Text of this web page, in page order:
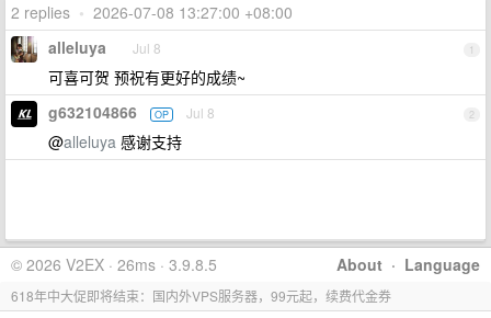
2 replies • 2026-07-08 13:27:00 +08:00
1
alleluya Jul 8
可喜可贺 预祝有更好的成绩~
2
g632104866 OP Jul 8
@alleluya 感谢支持
About · Language
© 2026 V2EX · 26ms · 3.9.8.5
618年中大促即将结束：国内外VPS服务器，99元起，续费代金券